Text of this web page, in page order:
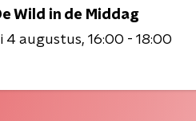
Wild in de Middag
4 augustus 16:00 - 18:00